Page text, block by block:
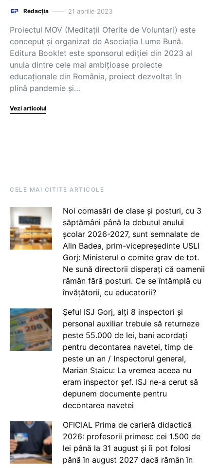
Redacția 21 aprilie 2023
Proiectul MOV (Meditații Oferite de Voluntari) este
conceput și organizat de Asociația Lume Bună.
Editura Booklet este sponsorul ediției din 2023 al
unuia dintre cele mai ambițioase proiecte
educaționale din România, proiect dezvoltat în
plină pandemie și…
Vezi articolul
CELE MAI CITITE ARTICOLE
Noi comasări de clase și posturi, cu 3
săptămâni până la debutul anului
școlar 2026-2027, sunt semnalate de
Alin Badea, prim-vicepreședinte USLI
Gorj: Ministerul o comite grav de tot.
Ne sună directorii disperați că oamenii
rămân fără posturi. Ce se întâmplă cu
învățătorii, cu educatorii?
Șeful ISJ Gorj, alți 8 inspectori și
personal auxiliar trebuie să returneze
peste 55.000 de lei, bani acordați
pentru decontarea navetei, timp de
peste un an / Inspectorul general,
Marian Staicu: La vremea aceea nu
eram inspector șef. ISJ ne-a cerut să
depunem documente pentru
decontarea navetei
OFICIAL Prima de carieră didactică
2026: profesorii primesc cei 1.500 de
lei până la 31 august și îi pot folosi
până în august 2027 dacă rămân în